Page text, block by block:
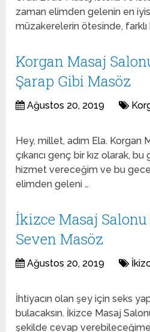
zaman elimden gelenin en
müzakerelerin ötesinde,
Korgan Masaj
Şarap Gibi Masöz
Ağustos 20, 2019
Hey, millet, adım Ela. Korgan
çıkarıcı genç bir kız olarak, bu
hizmet vereceğim ve bu
elimden geleni …
İkizce Masaj
Seven Masöz
Ağustos 20, 2019
İhtiyacın olan şey için seks
bulacaksın. İkizce Masaj
şekilde cevap